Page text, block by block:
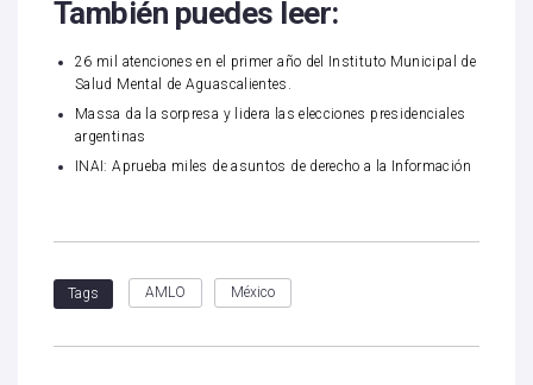
También puedes leer:
26 mil atenciones en el primer año del Instituto Municipal de
Salud Mental de Aguascalientes.
Massa da la sorpresa y lidera las elecciones presidenciales
argentinas
INAI: Aprueba miles de asuntos de derecho a la Información
Tags AMLO México